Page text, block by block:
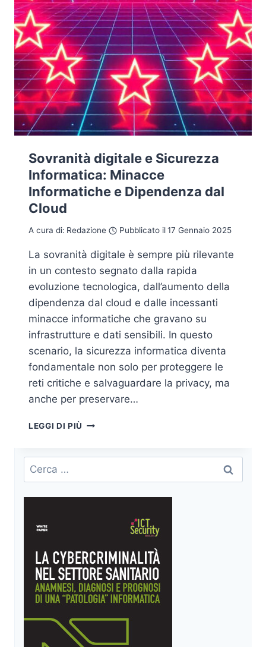
Sovranità digitale e Sicurezza
Informatica: Minacce
Informatiche e Dipendenza dal
Cloud
A cura di: Redazione Pubblicato il17 Gennaio 2025
La sovranità digitale è sempre più rilevante
in un contesto segnato dalla rapida
evoluzione tecnologica, dall’aumento della
dipendenza dal cloud e dalle incessanti
minacce informatiche che gravano su
infrastrutture e dati sensibili. In questo
scenario, la sicurezza informatica diventa
fondamentale non solo per proteggere le
reti critiche e salvaguardare la privacy, ma
anche per preservare…
LEGGI DI PIÙ SOVRANITÀ
SICUREZZA
MINACCE
INFORMATICHE
DIPENDENZA
Ricerca
per: